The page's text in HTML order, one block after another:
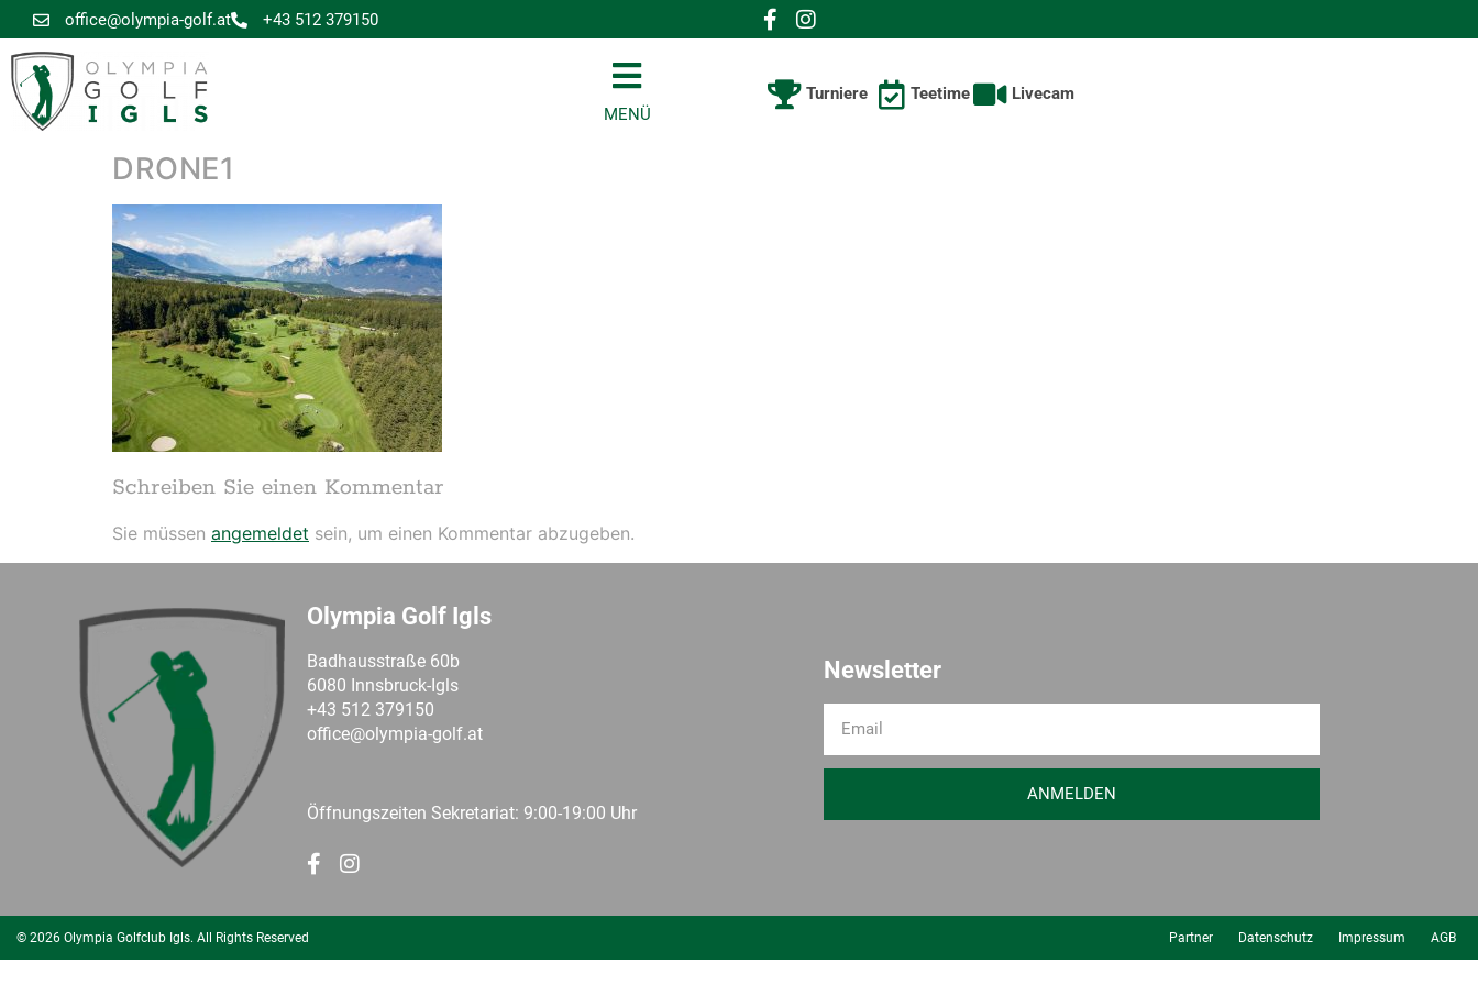
office@olympia-golf.at +43 512 379150
MENÜ
Turniere Teetime Livecam
DRONE1
Schreiben Sie einen Kommentar
Sie müssen angemeldet sein, um einen Kommentar abzugeben.
Olympia Golf Igls
Badhausstraße 60b
6080 Innsbruck-Igls
+43 512 379150
office@olympia-golf.at
Öffnungszeiten Sekretariat: 9:00-19:00 Uhr
Newsletter
ANMELDEN
© 2026 Olympia Golfclub Igls. All Rights Reserved Partner Datenschutz Impressum AGB